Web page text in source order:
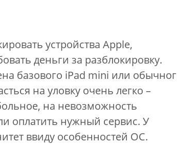
устройства Apple,
деньги за разблокировку.
базового iPad mini или
на уловку очень легко –
на невозможность
оплатить нужный сервис. У
ввиду особенностей ОС.